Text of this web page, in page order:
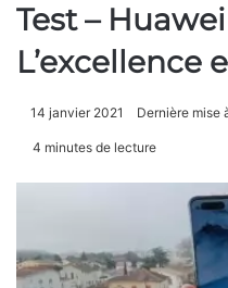
Test –
L’excellence
14 janvier 2021 Dernière mise
4 minutes de lecture